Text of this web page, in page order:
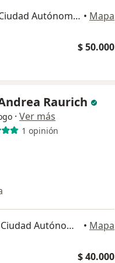
José Hernández 2589, Ciudad Autónoma de Buenos Aires • Mapa
$ 50.000
Raurich
· Ver más
1 opinión
Blanco Encalada 2323, Ciudad Autónoma de Buenos Aires • Mapa
$ 40.000